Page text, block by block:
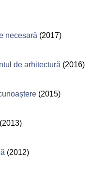
necesară (2017)
de arhitectură (2016)
(2015)
(2013)
(2012)